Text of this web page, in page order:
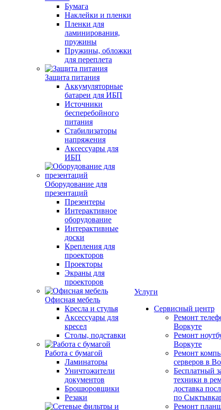
Бумага
Наклейки и пленки
Пленки для
ламинирования,
пружины
Пружины, обложки
для переплета
Защита питания
Аккумуляторные
батареи для ИБП
Источники
бесперебойного
питания
Стабилизаторы
напряжения
Аксессуары для
ИБП
Оборудование для
презентаций
Презентеры
Интерактивное
оборудование
Интерактивные
доски
Крепления для
проекторов
Проекторы
Экраны для
проекторов
Офисная мебель
Кресла и стулья
Аксессуары для
кресел
Столы, подставки
Работа с бумагой
Ламинаторы
Уничтожители
документов
Брошюровщики
Резаки
Услуги
Сервисный центр
Ремонт
Воркуте
Ремонт
Воркуте
Ремонт
серверов в
Бесплатный
техники в
доставка
по
Ремонт